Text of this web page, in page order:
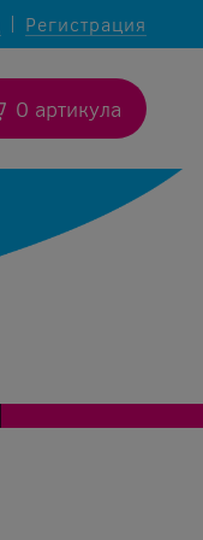
Регистрация
0 артикула